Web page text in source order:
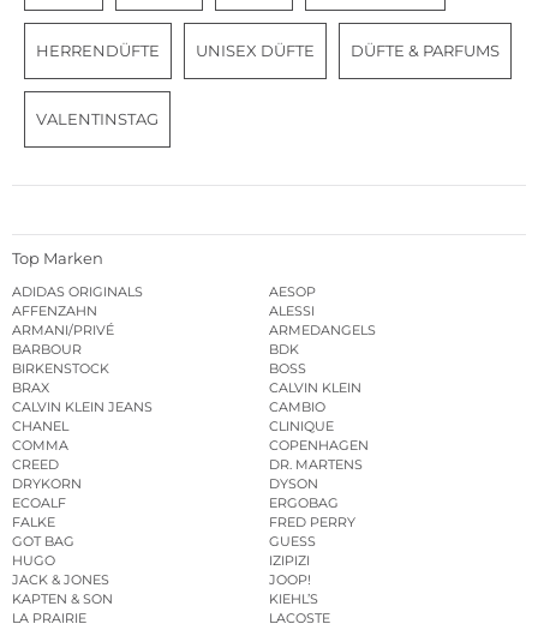
HERRENDÜFTE UNISEX DÜFTE DÜFTE & PARFUMS
VALENTINSTAG
Top Marken
ADIDAS ORIGINALS
AESOP
AFFENZAHN
ALESSI
ARMANI/PRIVÉ
ARMEDANGELS
BARBOUR
BDK
BIRKENSTOCK
BOSS
BRAX
CALVIN KLEIN
CALVIN KLEIN JEANS
CAMBIO
CHANEL
CLINIQUE
COMMA
COPENHAGEN
CREED
DR. MARTENS
DRYKORN
DYSON
ECOALF
ERGOBAG
FALKE
FRED PERRY
GOT BAG
GUESS
HUGO
IZIPIZI
JACK & JONES
JOOP!
KAPTEN & SON
KIEHL’S
LA PRAIRIE
LACOSTE